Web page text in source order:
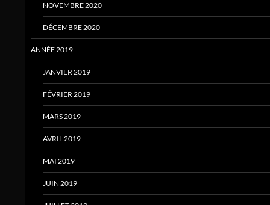
NOVEMBRE 2020
DÉCEMBRE 2020
ANNÉE 2019
JANVIER 2019
FÉVRIER 2019
MARS 2019
AVRIL 2019
MAI 2019
JUIN 2019